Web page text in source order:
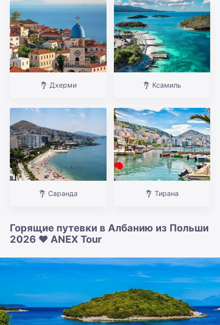
Дхерми Ксамиль
Саранда Тирана
Горящие путевки в Албанию из Польши
2026 ❤️ ANEX Tour